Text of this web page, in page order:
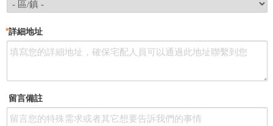
詳細地址
*
留言備註